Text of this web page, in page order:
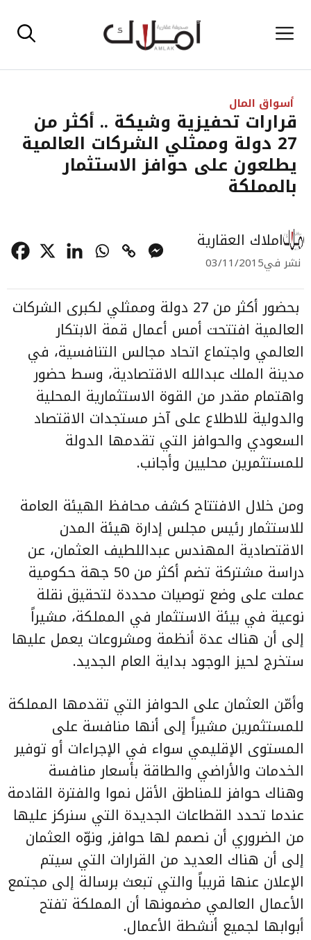
إلى القائمة
أسواق المال
قرارات تحفيزية وشيكة .. أكثر من
27 دولة وممثلي الشركات العالمية
يطلعون على حوافز الاستثمار
بالمملكة
املاك العقارية
نشر في03/11/2015
بحضور أكثر من 27 دولة وممثلي لكبرى الشركات
العالمية افتتحت أمس أعمال قمة الابتكار
العالمي واجتماع اتحاد مجالس التنافسية، في
مدينة الملك عبدالله الاقتصادية، وسط حضور
واهتمام مقدر من القوة الاستثمارية المحلية
والدولية للاطلاع على آخر مستجدات الاقتصاد
السعودي والحوافز التي تقدمها الدولة
للمستثمرين محليين وأجانب.
ومن خلال الافتتاح كشف محافظ الهيئة العامة
للاستثمار رئيس مجلس إدارة هيئة المدن
الاقتصادية المهندس عبداللطيف العثمان، عن
دراسة مشتركة تضم أكثر من 50 جهة حكومية
عملت على وضع توصيات محددة لتحقيق نقلة
نوعية في بيئة الاستثمار في المملكة، مشيراً
إلى أن هناك عدة أنظمة ومشروعات يعمل عليها
ستخرج لحيز الوجود بداية العام الجديد.
وأمّن العثمان على الحوافز التي تقدمها المملكة
للمستثمرين مشيراً إلى أنها منافسة على
المستوى الإقليمي سواء في الإجراءات أو توفير
الخدمات والأراضي والطاقة بأسعار منافسة
وهناك حوافز للمناطق الأقل نموا والفترة القادمة
عندما تحدد القطاعات الجديدة التي سنركز عليها
من الضروري أن نصمم لها حوافز, ونوّه العثمان
إلى أن هناك العديد من القرارات التي سيتم
الإعلان عنها قريباً والتي تبعث برسالة إلى مجتمع
الأعمال العالمي مضمونها أن المملكة تفتح
أبوابها لجميع أنشطة الأعمال.